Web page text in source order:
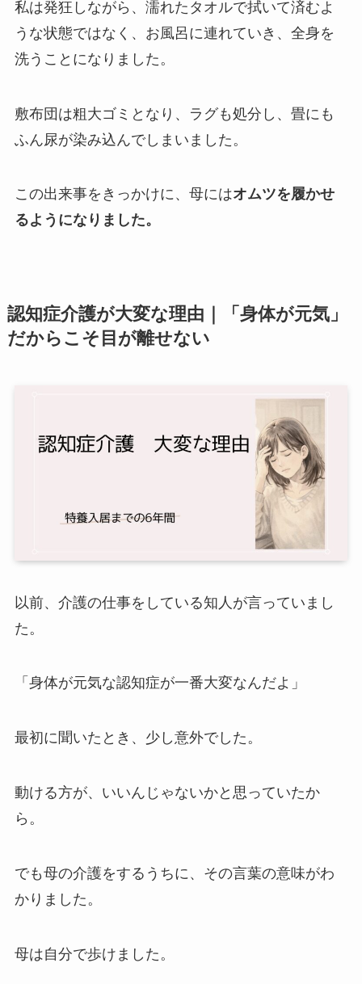
私は発狂しながら、濡れたタオルで拭いて済むよ
うな状態ではなく、お風呂に連れていき、全身を
洗うことになりました。
敷布団は粗大ゴミとなり、ラグも処分し、畳にも
ふん尿が染み込んでしまいました。
この出来事をきっかけに、母にはオムツを履かせ
るようになりました。
認知症介護が大変な理由｜「身体が元気」
だからこそ目が離せない
以前、介護の仕事をしている知人が言っていまし
た。
「身体が元気な認知症が一番大変なんだよ」
最初に聞いたとき、少し意外でした。
動ける方が、いいんじゃないかと思っていたか
ら。
でも母の介護をするうちに、その言葉の意味がわ
かりました。
母は自分で歩けました。